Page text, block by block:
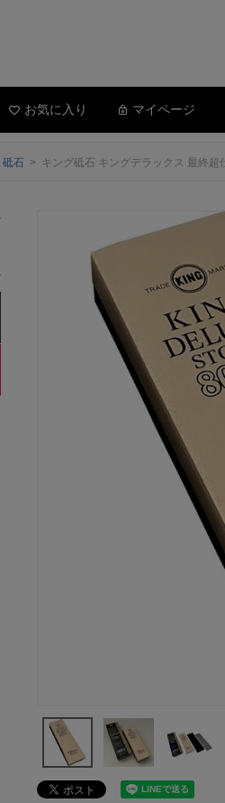
お気に入り マイページ
砥石 キング砥石 キングデラックス 最終